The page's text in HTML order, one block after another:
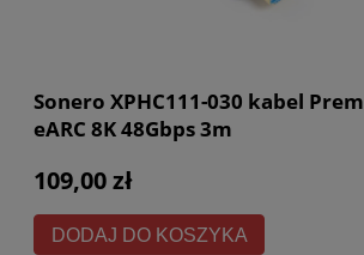
Sonero XPHC111-030 kabel
eARC 8K 48Gbps 3m
109,00 zł
DODAJ DO KOSZYKA